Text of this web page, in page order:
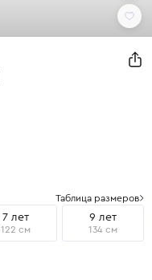
Таблица размеров
7 лет
122 см
9 лет
134 см